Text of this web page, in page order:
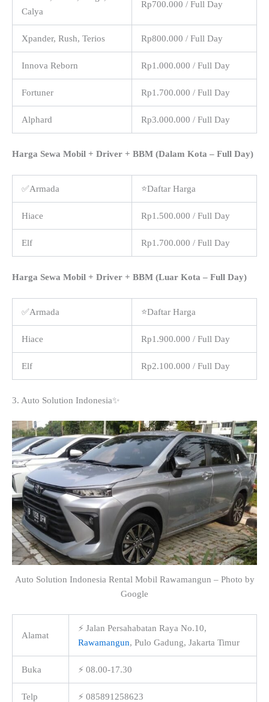
Calya
Rp700.000 / Full Day
Xpander, Rush, Terios Rp800.000 / Full Day
Innova Reborn Rp1.000.000 / Full Day
Fortuner Rp1.700.000 / Full Day
Alphard Rp3.000.000 / Full Day
Harga Sewa Mobil + Driver + BBM (Dalam Kota – Full Day)
✅Armada ⭐Daftar Harga
Hiace Rp1.500.000 / Full Day
Elf Rp1.700.000 / Full Day
Harga Sewa Mobil + Driver + BBM (Luar Kota – Full Day)
✅Armada ⭐Daftar Harga
Hiace Rp1.900.000 / Full Day
Elf Rp2.100.000 / Full Day
3. Auto Solution Indonesia✨
Auto Solution Indonesia Rental Mobil Rawamangun – Photo by
Google
Alamat
⚡ Jalan Persahabatan Raya No.10,
Rawamangun, Pulo Gadung, Jakarta Timur
Buka ⚡ 08.00-17.30
Telp ⚡ 085891258623